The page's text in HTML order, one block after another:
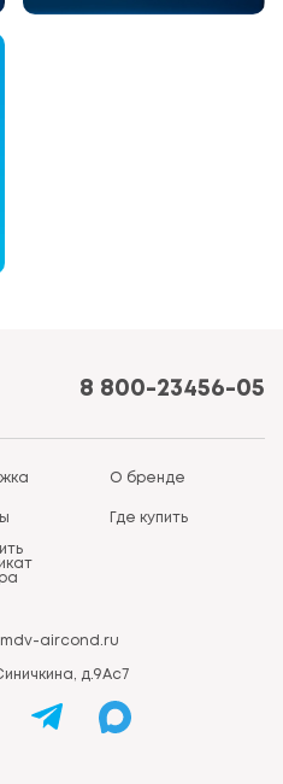
8 800-23456-05
О бренде
Где купить
aircond.ru
д.9Ас7